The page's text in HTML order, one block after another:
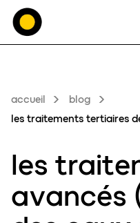
accueil
blog
les traitements tertiaires
les
avancés